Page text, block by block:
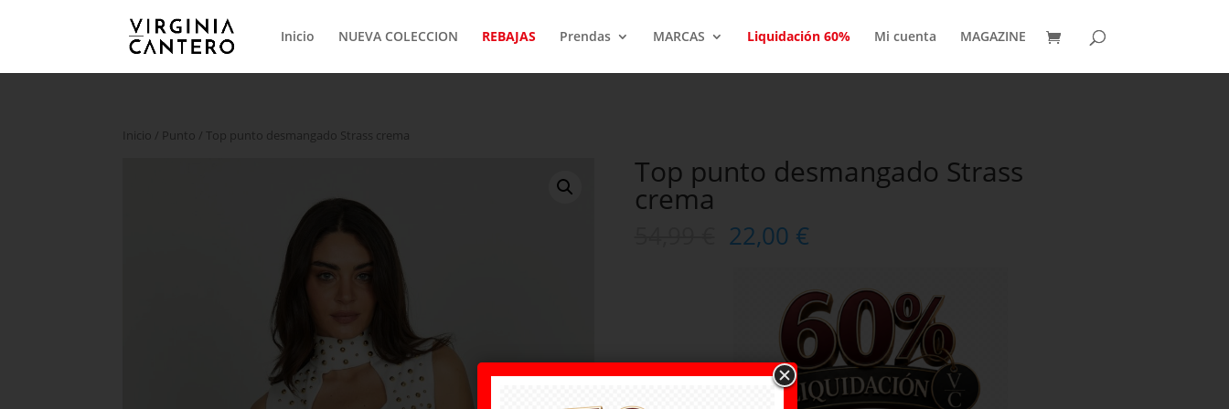
Inicio NUEVA COLECCION REBAJAS Prendas MARCAS Liquidación 60% Mi cuenta MAGAZINE
Inicio / Punto / Top punto desmangado Strass crema
Top punto desmangado Strass
crema
22,00 €